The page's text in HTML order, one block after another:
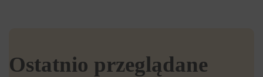
Ostatnio przeglądane